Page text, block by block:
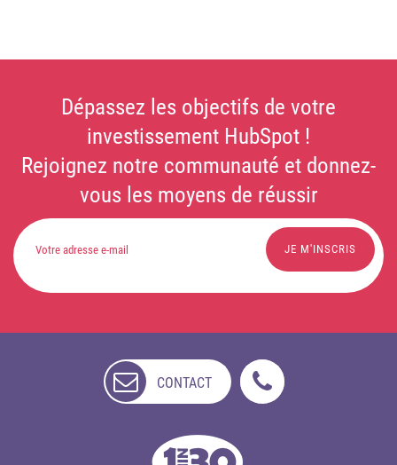
Dépassez les objectifs de votre
investissement HubSpot !
Rejoignez notre communauté et donnez-
vous les moyens de réussir
CONTACT
DISPONIBLE